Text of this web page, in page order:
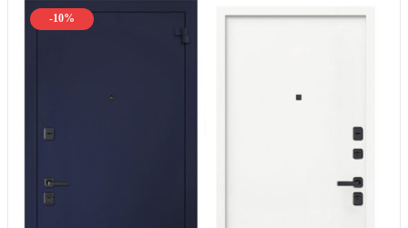
-10%